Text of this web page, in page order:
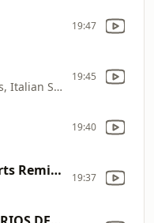
19:47
Farah, Don Pablo Mures, Italian Somali
19:45
19:40
Mr. Vegas - Boy Shorts Remix ft. Teairra Mari 19:37